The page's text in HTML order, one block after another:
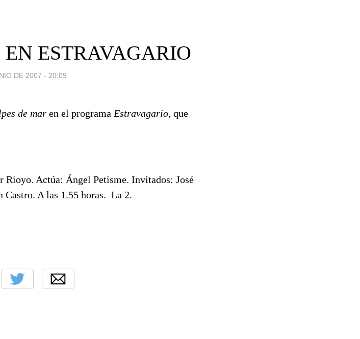
ESTRAVAGARIO
DE 2007 - 20:09
de mar en el programa Estravagario, que
Rioyo. Actúa: Ángel Petisme. Invitados: José
A las 1.55 horas. La 2.